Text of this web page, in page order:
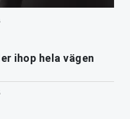
ihop hela vägen